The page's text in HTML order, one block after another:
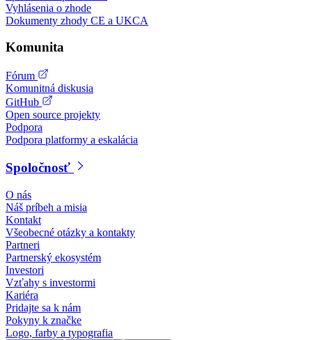
Vyhlásenia o zhode
Dokumenty zhody CE a UKCA
Komunita
Fórum
Komunitná diskusia
GitHub
Open source projekty
Podpora
Podpora platformy a eskalácia
Spoločnosť
O nás
Náš príbeh a misia
Kontakt
Všeobecné otázky a kontakty
Partneri
Partnerský ekosystém
Investori
Vzťahy s investormi
Kariéra
Pridajte sa k nám
Pokyny k značke
Logo, farby a typografia